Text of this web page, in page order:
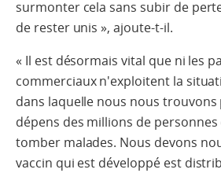
surmonter cela sans subir de
de rester unis », ajoute-t-il.
« Il est désormais vital que ni les
commerciaux n'exploitent la
dans laquelle nous nous
dépens des millions de
tomber malades. Nous devons
vaccin qui est développé est